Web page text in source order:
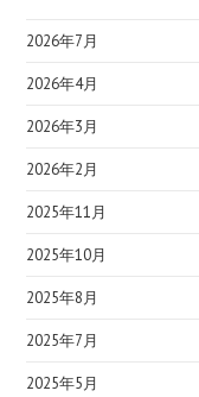
2026年7月
2026年4月
2026年3月
2026年2月
2025年11月
2025年10月
2025年8月
2025年7月
2025年5月